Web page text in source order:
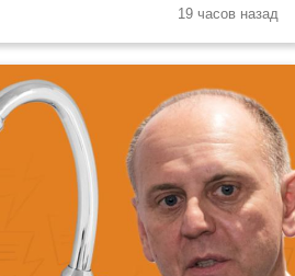
19 часов назад